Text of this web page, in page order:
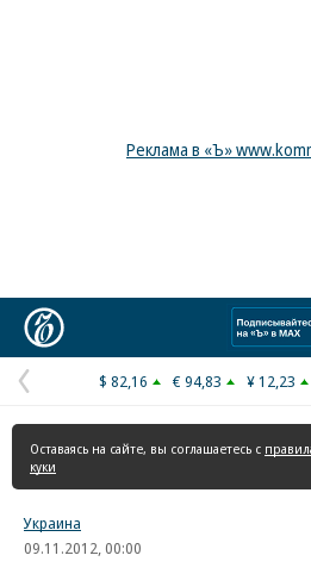
Реклама в «Ъ»
Предыдущая
страница
$ 82,16 € 94,83 ¥ 12,23
Оставаясь на сайте, вы соглашаетесь с
куки
Украина
09.11.2012, 00:00